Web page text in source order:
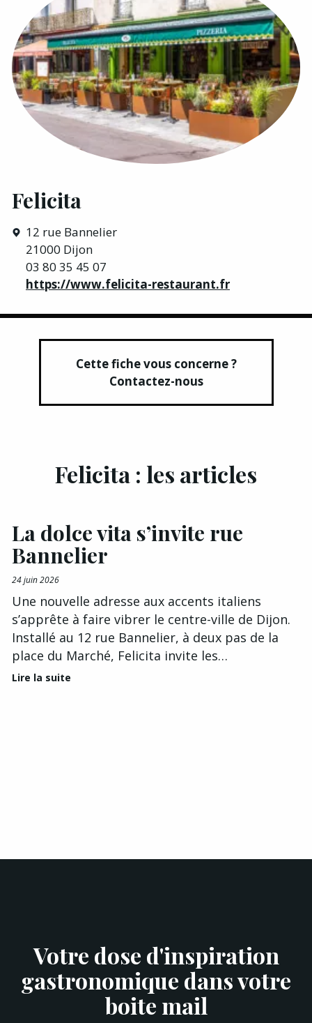
Felicita
12 rue Bannelier
21000 Dijon
03 80 35 45 07
https://www.felicita-restaurant.fr
Cette fiche vous concerne ?
Contactez-nous
Felicita : les articles
La dolce vita s’invite rue
Bannelier
24 juin 2026
Une nouvelle adresse aux accents italiens
s’apprête à faire vibrer le centre-ville de Dijon.
Installé au 12 rue Bannelier, à deux pas de la
place du Marché, Felicita invite les…
Lire la suite
Votre dose d'inspiration
gastronomique dans votre
boite mail